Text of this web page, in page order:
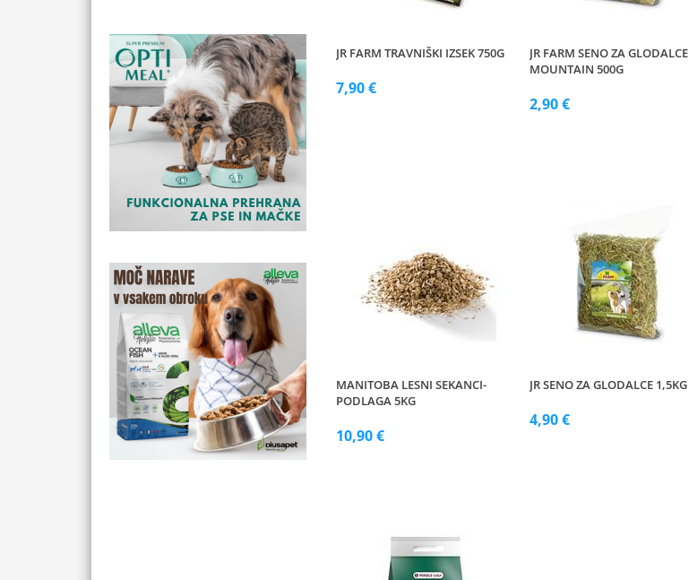
JR FARM TRAVNIŠKI IZSEK 750G
7,90 €
JR FARM SENO ZA GLODALCE
MOUNTAIN 500G
2,90 €
MANITOBA LESNI SEKANCI-
PODLAGA 5KG
10,90 €
JR SENO ZA GLODALCE 1,5KG
4,90 €